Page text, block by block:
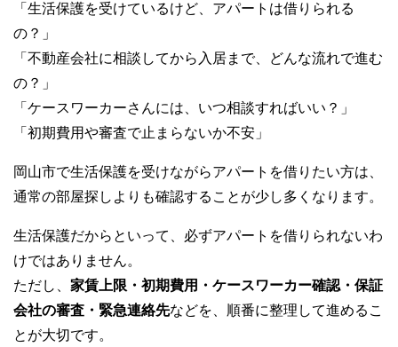
c
e
b
o
o
k
tt
er
e
ail C
h
m
bl
p
e
「生活保護を受けているけど、アパートは借りられる
の？」
「不動産会社に相談してから入居まで、どんな流れで進む
の？」
「ケースワーカーさんには、いつ相談すればいい？」
「初期費用や審査で止まらないか不安」
岡山市で生活保護を受けながらアパートを借りたい方は、
通常の部屋探しよりも確認することが少し多くなります。
生活保護だからといって、必ずアパートを借りられないわ
けではありません。
ただし、 家賃上限・初期費用・ケースワーカー確認・保証
会社の審査・緊急連絡先などを、順番に整理して進めるこ
とが大切です。